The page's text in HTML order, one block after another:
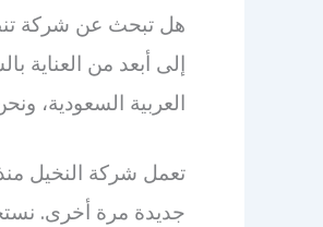
هل تبحث عن شركة
إلى أبعد من العناية
العربية السعودية،
جديدة مرة أخرى.